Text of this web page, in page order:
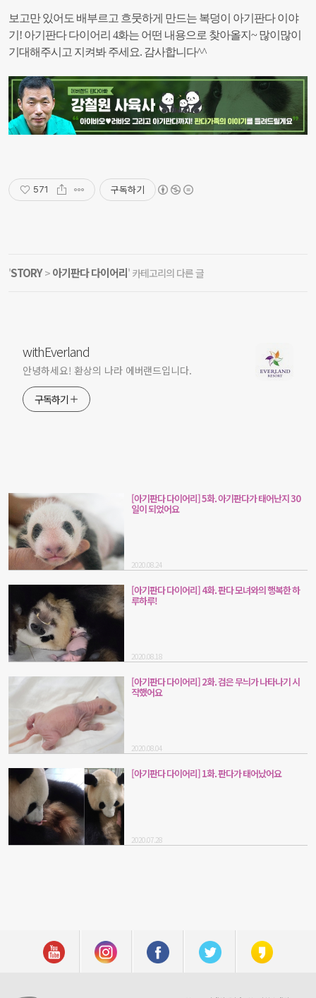
보고만 있어도 배부르고 흐뭇하게 만드는 복덩이 아기판다 이야
기! 아기판다 다이어리 4화는 어떤 내용으로 찾아올지~ 많이많이
기대해주시고 지켜봐 주세요. 감사합니다^^
571 구독하기
'STORY> 아기판다 다이어리' 카테고리의 다른 글
withEverland
안녕하세요! 환상의 나라 에버랜드입니다.
구독하기
[아기판다 다이어리] 5화. 아기판다가 태어난지 30
일이 되었어요
2020.08.24
[아기판다 다이어리] 4화. 판다 모녀와의 행복한 하
루하루!
2020.08.18
[아기판다 다이어리] 2화. 검은 무늬가 나타나기 시
작했어요
2020.08.04
[아기판다 다이어리] 1화. 판다가 태어났어요
2020.07.28